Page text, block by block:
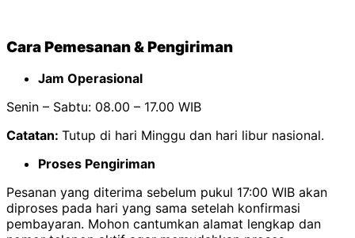
Cara Pemesanan & Pengiriman
Jam Operasional
Senin – Sabtu: 08.00 – 17.00 WIB
Catatan: Tutup di hari Minggu dan hari libur nasional.
Proses Pengiriman
Pesanan yang diterima sebelum pukul 17:00 WIB akan
diproses pada hari yang sama setelah konfirmasi
pembayaran. Mohon cantumkan alamat lengkap dan